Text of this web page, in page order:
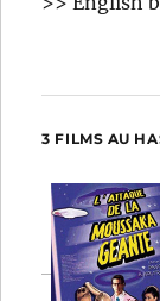
3 FILMS AU